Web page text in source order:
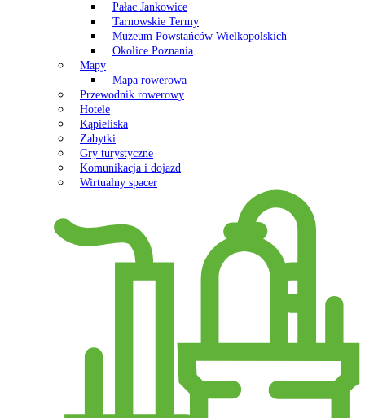
Pałac Jankowice
Tarnowskie Termy
Muzeum Powstańców Wielkopolskich
Okolice Poznania
Mapy
Mapa rowerowa
Przewodnik rowerowy
Hotele
Kąpieliska
Zabytki
Gry turystyczne
Komunikacja i dojazd
Wirtualny spacer